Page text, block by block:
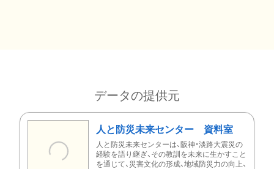
データの提供元
人と防災未来センター 資料室
人と防災未来センターは、阪神・淡路大震災の
経験を語り継ぎ、その教訓を未来に生かすこと
を通じて、災害文化の形成、地域防災力の向上、